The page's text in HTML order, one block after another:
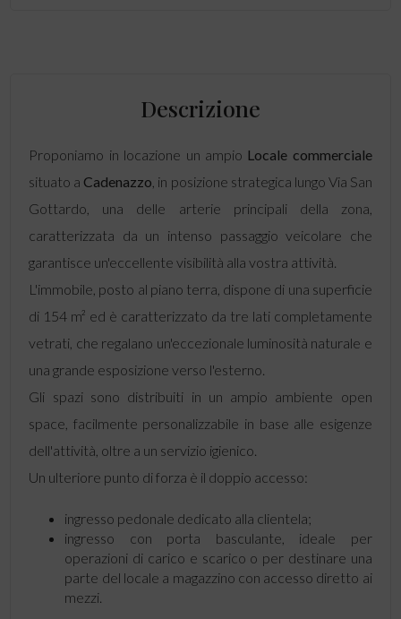
Descrizione
Proponiamo in locazione un ampio Locale commerciale
situato a Cadenazzo , in posizione strategica lungo Via San
Gottardo, una delle arterie principali della zona,
caratterizzata da un intenso passaggio veicolare che
garantisce un'eccellente visibilità alla vostra attività.
L'immobile, posto al piano terra, dispone di una superficie
di 154 m² ed è caratterizzato da tre lati completamente
vetrati, che regalano un'eccezionale luminosità naturale e
una grande esposizione verso l'esterno.
Gli spazi sono distribuiti in un ampio ambiente open
space, facilmente personalizzabile in base alle esigenze
dell'attività, oltre a un servizio igienico.
Un ulteriore punto di forza è il doppio accesso:
ingresso pedonale dedicato alla clientela;
ingresso con porta basculante, ideale per
operazioni di carico e scarico o per destinare una
parte del locale a magazzino con accesso diretto ai
mezzi.